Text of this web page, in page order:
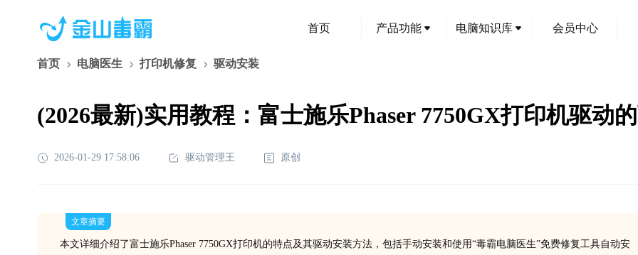
首页 产品功能 电脑知识库 会员中心
首页 电脑医生 打印机修复 驱动安装
(2026最新)实用教程：富士施乐Phaser 7750GX打印机驱动
2026-01-29 17:58:06 驱动管理王 原创
文章摘要
本文详细介绍了富士施乐Phaser 7750GX打印机的特点及其驱动安装方法，包括手动安装和使用“毒霸电脑医生”免费修复工具自动安